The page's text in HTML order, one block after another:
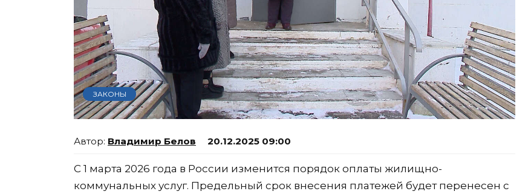
ЗАКОНЫ
Владимир Белов 20.12.2025 09:00
С 1 марта 2026 года в России изменится порядок оплаты жилищно-
коммунальных услуг. Предельный срок внесения платежей будет перенесен с